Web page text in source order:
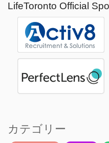
LifeToronto Official
カテゴリー